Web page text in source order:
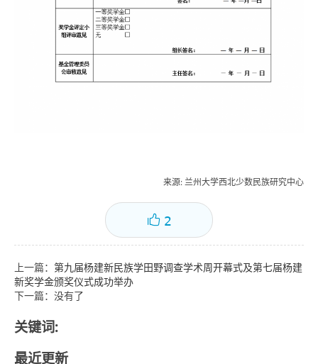
来源: 兰州大学西北少数民族研究中心
2
上一篇： 第九届杨建新民族学田野调查学术周开幕式及第七届杨建
新奖学金颁奖仪式成功举办
下一篇：没有了
关键词:
最近更新